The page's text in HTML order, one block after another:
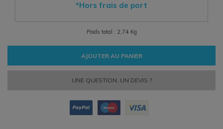
*Hors frais de port
Poids total : 2,74 Kg
AJOUTER AU PANIER
UNE QUESTION, UN DEVIS ?